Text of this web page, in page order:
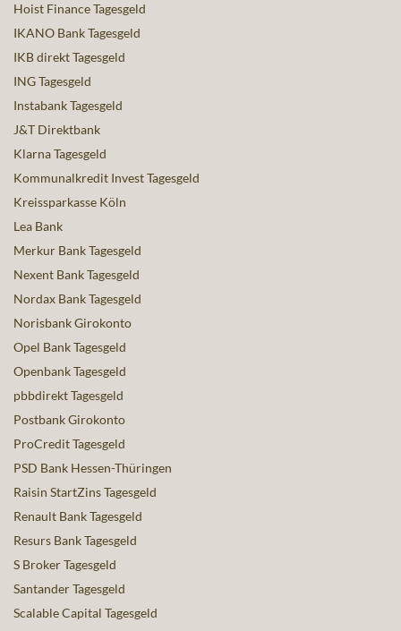
Hoist Finance Tagesgeld
IKANO Bank Tagesgeld
IKB direkt Tagesgeld
ING Tagesgeld
Instabank Tagesgeld
J&T Direktbank
Klarna Tagesgeld
Kommunalkredit Invest Tagesgeld
Kreissparkasse Köln
Lea Bank
Merkur Bank Tagesgeld
Nexent Bank Tagesgeld
Nordax Bank Tagesgeld
Norisbank Girokonto
Opel Bank Tagesgeld
Openbank Tagesgeld
pbbdirekt Tagesgeld
Postbank Girokonto
ProCredit Tagesgeld
PSD Bank Hessen-Thüringen
Raisin StartZins Tagesgeld
Renault Bank Tagesgeld
Resurs Bank Tagesgeld
S Broker Tagesgeld
Santander Tagesgeld
Scalable Capital Tagesgeld